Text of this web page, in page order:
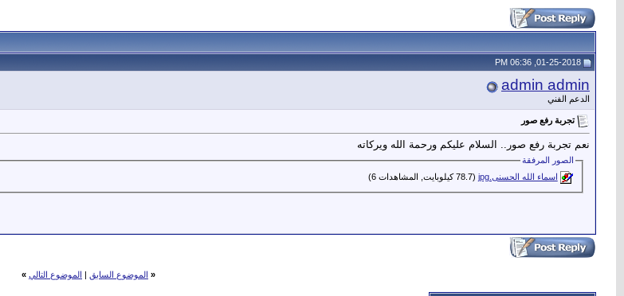
admin admin
الدعم الفني
تجربة رفع صور
نعم تجربة رفع صور.. السلام عليكم ورحمة الله ويركاته
الصور المرفقة
اسماء الله الحسنى.jpg‏
(78.7 كيلوبايت, المشاهدات 6)
« الموضوع السابق | الموضوع التالي »